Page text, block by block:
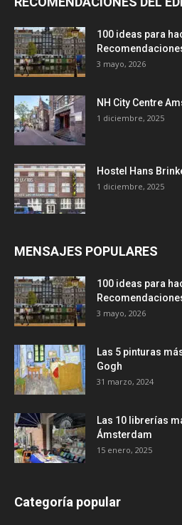
100 ideas para
3 mayo, 2026
NH City Centre
1 diciembre, 2025
Hostel Hans
1 diciembre, 2025
MENSAJES POPULARES
100 ideas para
3 mayo, 2026
Las 5 pinturas
Gogh
31 marzo, 2024
Las 10 librerías
Ámsterdam
15 enero, 2025
Categoría popular